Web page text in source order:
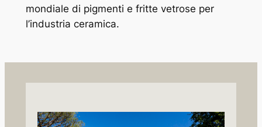
mondiale di pigmenti e fritte vetrose per
l’industria ceramica.